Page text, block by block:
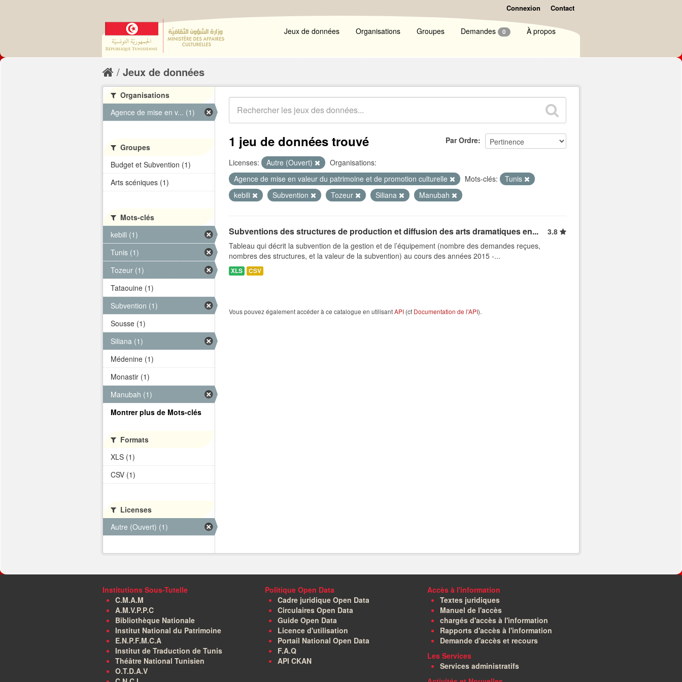
Connexion Contact
Jeux de données Organisations Groupes Demandes 0 À propos
Jeux de données
Par Ordre
1 jeu de données trouvé
Licenses: Autre (Ouvert)
Organisations:
Agence de mise en valeur du patrimoine et de promotion culturelle
Mots-clés:
Tunis
kebili
Subvention Tozeur Siliana Manubah
Subventions des structures de production et diffusion des arts dramatiques en...
3.8
Tableau qui décrit la subvention de la gestion et de l’équipement (nombre des demandes reçues,
nombres des structures, et la valeur de la subvention) au cours des années 2015 -...
XLS CSV
Vous pouvez également accéder à ce catalogue en utilisantAPI (cf Documentation de l'API).
Organisations
Agence de mise en v... (1)
Groupes
Budget et Subvention (1)
Arts scéniques (1)
Mots-clés
kebili (1)
Tunis (1)
Tozeur (1)
Tataouine (1)
Subvention (1)
Sousse (1)
Siliana (1)
Médenine (1)
Monastir (1)
Manubah (1)
Montrer plus de Mots-clés
Formats
XLS (1)
CSV (1)
Licenses
Autre (Ouvert) (1)
Institutions Sous-Tutelle
C.M.A.M
A.M.V.P.P.C
Bibliothèque Nationale
Institut National du Patrimoine
E.N.P.F.M.C.A
Institut de Traduction de Tunis
Théâtre National Tunisien
O.T.D.A.V
Politique Open Data
Cadre juridique Open Data
Circulaires Open Data
Guide Open Data
Licence d'utilisation
Portail National Open Data
F.A.Q
API CKAN
Accès à l'information
Textes juridiques
Manuel de l'accès
chargés d'accès à l'information
Rapports d'accès à l'information
Demande d'accès et recours
Les Services
Services administratifs